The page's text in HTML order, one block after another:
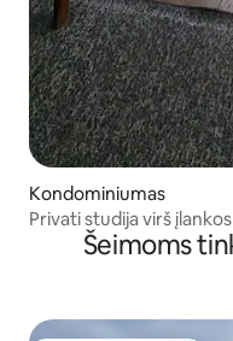
Kondominiumas
Privati studija virš
Šeimoms